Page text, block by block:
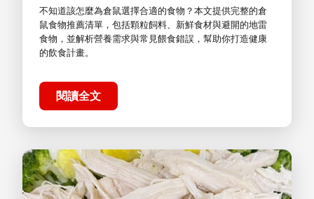
不知道該怎麼為倉鼠選擇合適的食物？本文提供完整的倉
鼠食物推薦清單，包括顆粒飼料、新鮮食材與避開的地雷
食物，並解析營養需求與常見餵食錯誤，幫助你打造健康
的飲食計畫。
閱讀全文